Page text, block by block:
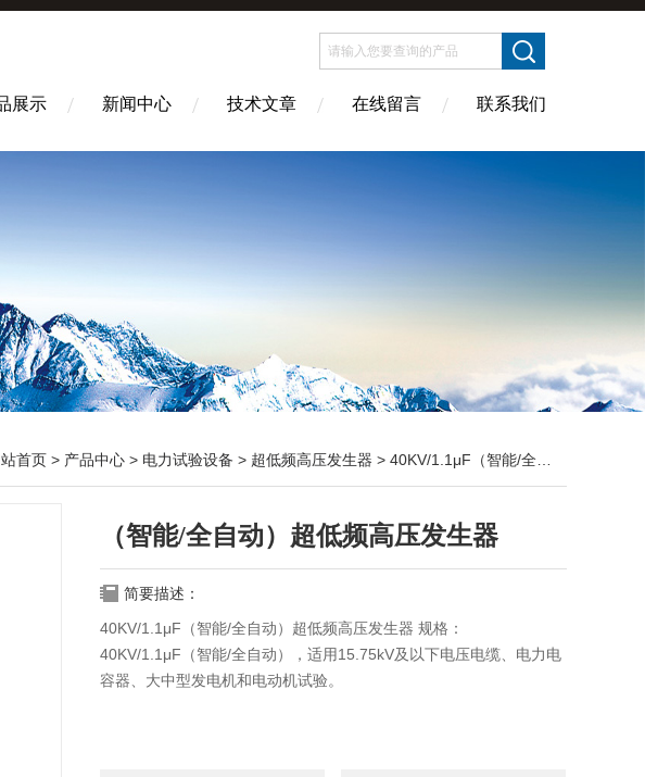
展示 新闻中心 技术文章 在线留言 联系我们
首页 > 产品中心 > 电力试验设备 > 超低频高压发生器 > 40KV/1.1μF（智能/全自动）超低频高压发生器
（智能/全自动）超低频高压发生器
简要描述：
40KV/1.1μF（智能/全自动）超低频高压发生器 规格：
40KV/1.1μF（智能/全自动），适用15.75kV及以下电压电缆、电力电
容器、大中型发电机和电动机试验。